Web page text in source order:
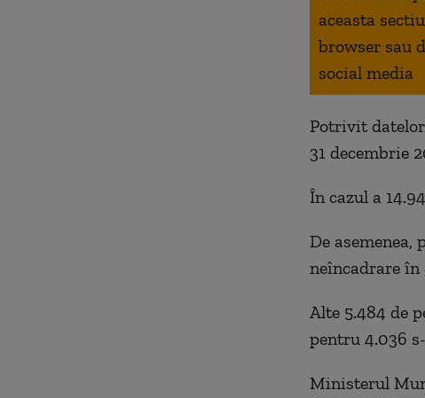
aceasta
browser sau
social media
Potrivit
31 decembrie
În cazul a
De asemenea,
neîncadrare în
Alte 5.484 de
pentru 4.036
Ministerul